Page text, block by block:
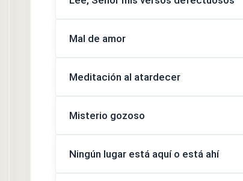
Mal de amor
Meditación al atardecer
Misterio gozoso
Ningún lugar está aquí o está ahí